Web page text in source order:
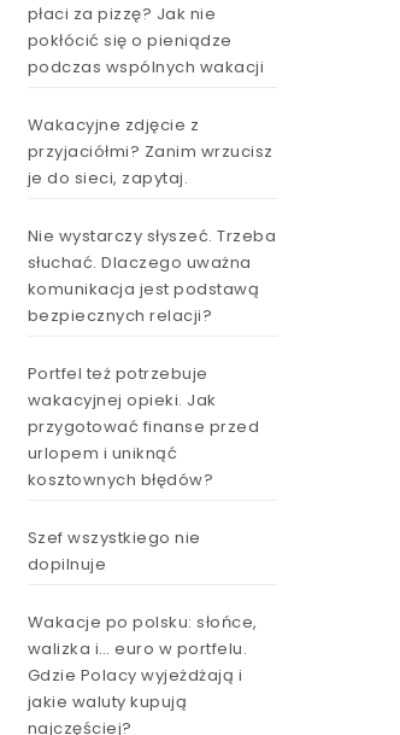
płaci za pizzę? Jak nie
pokłócić się o pieniądze
podczas wspólnych wakacji
Wakacyjne zdjęcie z
przyjaciółmi? Zanim wrzucisz
je do sieci, zapytaj.
Nie wystarczy słyszeć. Trzeba
słuchać. Dlaczego uważna
komunikacja jest podstawą
bezpiecznych relacji?
Portfel też potrzebuje
wakacyjnej opieki. Jak
przygotować finanse przed
urlopem i uniknąć
kosztownych błędów?
Szef wszystkiego nie
dopilnuje
Wakacje po polsku: słońce,
walizka i… euro w portfelu.
Gdzie Polacy wyjeżdżają i
jakie waluty kupują
najczęściej?